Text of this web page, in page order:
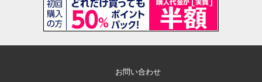
お問い合わせ